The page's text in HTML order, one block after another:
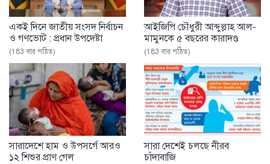
একই দিনে জাতীয় সংসদ নির্বাচন
ও গণভোট : প্রধান উপদেষ্টা
(183 বার পঠিত)
আইজিপি চৌধুরী আব্দুল্লাহ আল-
মামুনকে ৫ বছরের কারাদণ্ড
(183 বার পঠিত)
সারাদেশে হাম ও উপসর্গে আরও
১২ শিশুর প্রাণ গেল
সারা দেশেই চলছে নীরব
চাঁদাবাজি